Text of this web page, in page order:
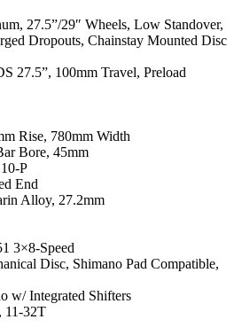
27.5”/29″ Wheels, Low Standover,
Dropouts, Chainstay Mounted Disc
27.5”, 100mm Travel, Preload
Rise, 780mm Width
Bore, 45mm
P
End
Alloy, 27.2mm
3×8-Speed
Disc, Shimano Pad Compatible,
w/ Integrated Shifters
11-32T